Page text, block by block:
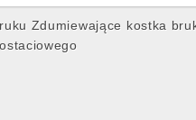
Zdumiewające kostka